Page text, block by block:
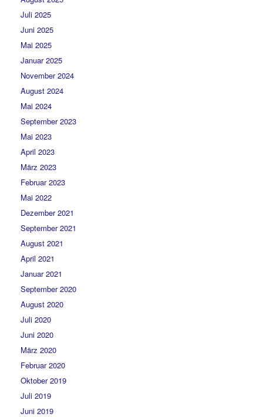
Juli 2025
Juni 2025
Mai 2025
Januar 2025
November 2024
August 2024
Mai 2024
September 2023
Mai 2023
April 2023
März 2023
Februar 2023
Mai 2022
Dezember 2021
September 2021
August 2021
April 2021
Januar 2021
September 2020
August 2020
Juli 2020
Juni 2020
März 2020
Februar 2020
Oktober 2019
Juli 2019
Juni 2019